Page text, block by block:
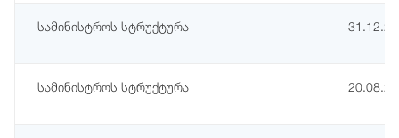
სამინისტროს სტრუქტურა
სამინისტროს სტრუქტურა